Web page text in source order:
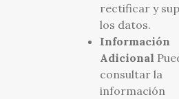
rectificar y
los datos.
Información
Adicional
consultar la
información